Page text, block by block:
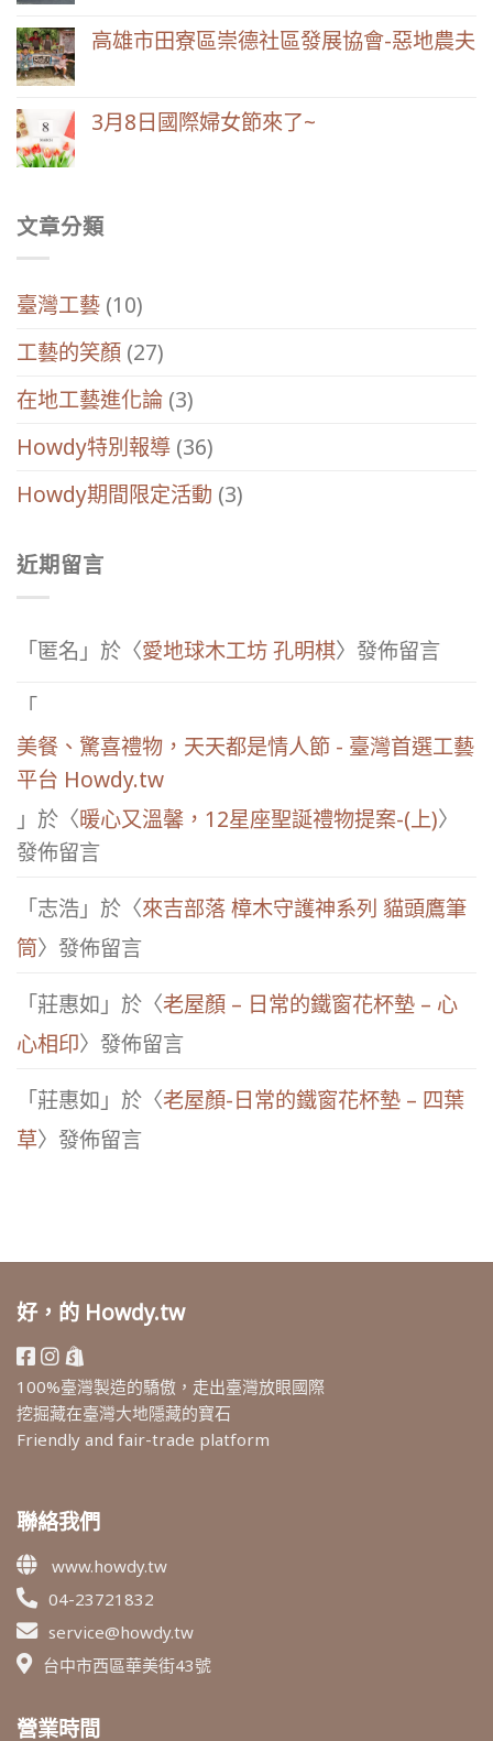
高雄市田寮區崇德社區發展協會-惡地農夫
3月8日國際婦女節來了~
文章分類
臺灣工藝 (10)
工藝的笑顏 (27)
在地工藝進化論 (3)
Howdy特別報導 (36)
Howdy期間限定活動 (3)
近期留言
「匿名 」於〈愛地球木工坊 孔明棋〉發佈留言
「
美餐、驚喜禮物，天天都是情人節 - 臺灣首選工藝
平台 Howdy.tw
」於〈暖心又溫馨，12星座聖誕禮物提案-(上)〉
發佈留言
「志浩」於〈來吉部落 樟木守護神系列 貓頭鷹筆
筒〉發佈留言
「莊惠如 」於〈老屋顏 – 日常的鐵窗花杯墊 – 心
心相印〉發佈留言
「莊惠如 」於〈老屋顏-日常的鐵窗花杯墊 – 四葉
草〉發佈留言
好，的 Howdy.tw
100%臺灣製造的驕傲，走出臺灣放眼國際
挖掘藏在臺灣大地隱藏的寶石
Friendly and fair-trade platform
聯絡我們
www.howdy.tw
04-23721832
service@howdy.tw
台中市西區華美街43號
營業時間